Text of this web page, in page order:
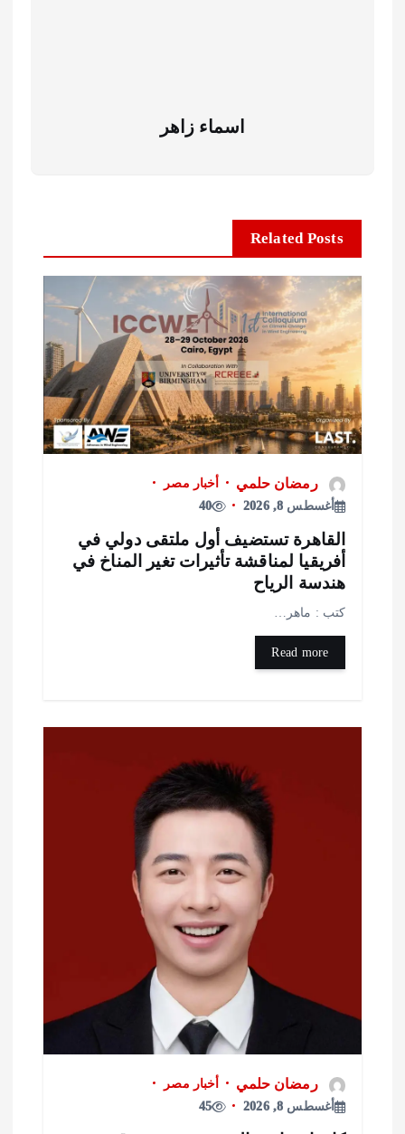
اسماء زاهر
Related Posts
رمضان حلمي
أخبار مصر
أغسطس 8, 2026
40
تستضيف أول ملتقى دولي في
لمناقشة تأثيرات تغير المناخ في
الرياح
: ماهر…
رمضان حلمي
أخبار مصر
أغسطس 8, 2026
45